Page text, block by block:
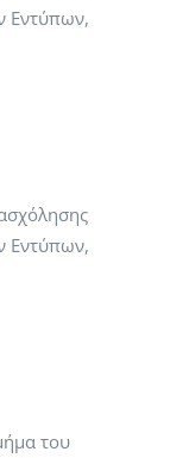
Εντύπων,
Εντύπων,
του